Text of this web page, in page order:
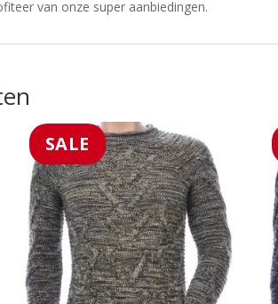
van onze super aanbiedingen.
SALE